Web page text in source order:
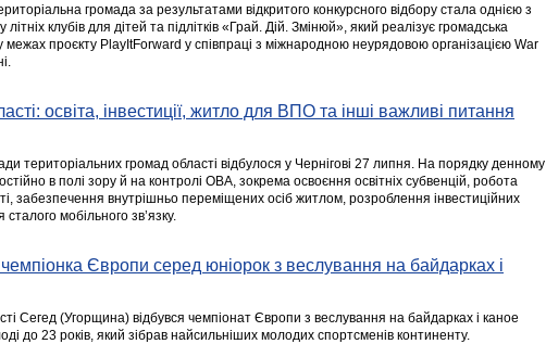
громада за результатами відкритого конкурсного відбору стала однією з
клубів для дітей та підлітків «Грай. Дій. Змінюй», який реалізує громадська
межах проєкту PlayItForward у співпраці з міжнародною неурядовою організацією War
освіта, інвестиції, житло для ВПО та інші важливі питання
територіальних громад області відбулося у Чернігові 27 липня. На порядку денному
в полі зору й на контролі ОВА, зокрема освоєння освітніх субвенцій, робота
забезпечення внутрішньо переміщених осіб житлом, розроблення інвестиційних
мобільного зв’язку.
Європи серед юніорок з веслування на байдарках і
Сегед (Угорщина) відбувся чемпіонат Європи з веслування на байдарках і каное
до 23 років, який зібрав найсильніших молодих спортсменів континенту.